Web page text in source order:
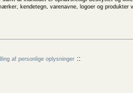
kendetegn, varenavne, logoer og
af personlige oplysninger